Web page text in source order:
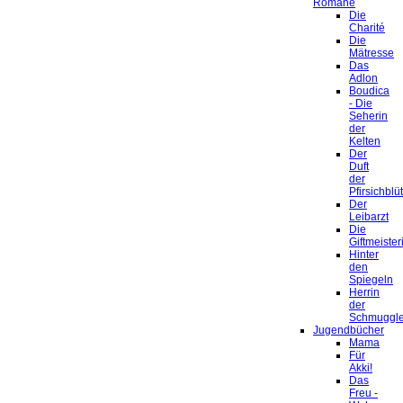
Romane
Die
Charité
Die
Mätresse
Das
Adlon
Boudica
- Die
Seherin
der
Kelten
Der
Duft
der
Der
Leibarzt
Die
Hinter
den
Spiegeln
Herrin
der
Jugendbücher
Mama
Für
Akki!
Das
Freu -